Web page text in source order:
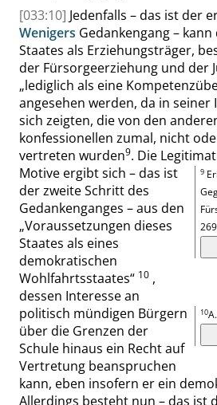
[033:10] Jedenfalls – das ist der
Wenigers Gedankengang –
Staates als Erziehungsträger,
der Fürsorgeerziehung und der
„lediglich als eine
angesehen werden, da in
sich zeigten, die von den
konfessionellen zumal, nicht
vertreten wurden9
9
269
. Die
Motive ergibt sich – das ist
der zweite Schritt des
Gedankenganges – aus den
„Voraussetzungen dieses
Staates als eines
demokratischen
Wohlfahrtsstaates“ 10
10
,
dessen Interesse an
politisch mündigen Bürgern
über die Grenzen der
Schule hinaus ein Recht auf
Vertretung beanspruchen
kann, eben insofern er ein
Allerdings besteht nun – das ist